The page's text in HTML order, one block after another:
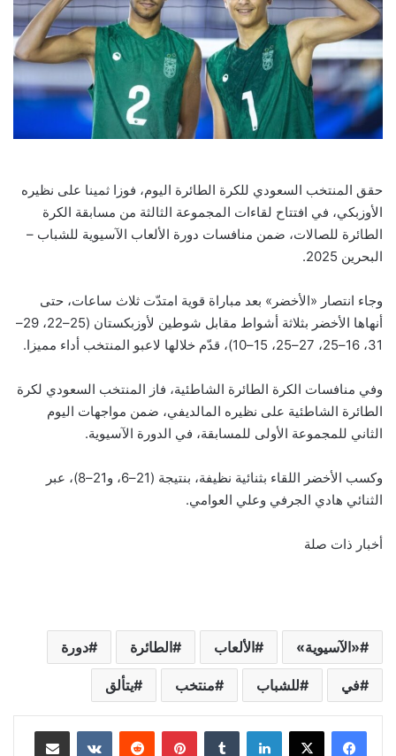
حقق المنتخب السعودي للكرة الطائرة اليوم، فوزا ثمينا على نظيره
الأوزبكي، في افتتاح لقاءات المجموعة الثالثة من مسابقة الكرة
الطائرة للصالات، ضمن منافسات دورة الألعاب الآسيوية للشباب –
البحرين 2025.
وجاء انتصار «الأخضر» بعد مباراة قوية امتدّت ثلاث ساعات، حتى
أنهاها الأخضر بثلاثة أشواط مقابل شوطين لأوزبكستان (25–22، 29–
31، 16–25، 27–25، 15–10)، قدّم خلالها لاعبو المنتخب أداء مميزا.
وفي منافسات الكرة الطائرة الشاطئية، فاز المنتخب السعودي لكرة
الطائرة الشاطئية على نظيره المالديفي، ضمن مواجهات اليوم
الثاني للمجموعة الأولى للمسابقة، في الدورة الآسيوية.
وكسب الأخضر اللقاء بثنائية نظيفة، بنتيجة (21–6، و21–8)، عبر
الثنائي هادي الجرفي وعلي العوامي.
أخبار ذات صلة
«الآسيوية» الألعاب الطائرة دورة
في للشباب منتخب يتألق
لينكدإن بينتيريست